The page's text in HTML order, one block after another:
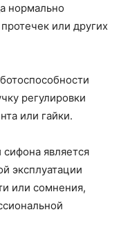
нормально
или других
регулировки
или гайки.
сифона является
эксплуатации
или сомнения,